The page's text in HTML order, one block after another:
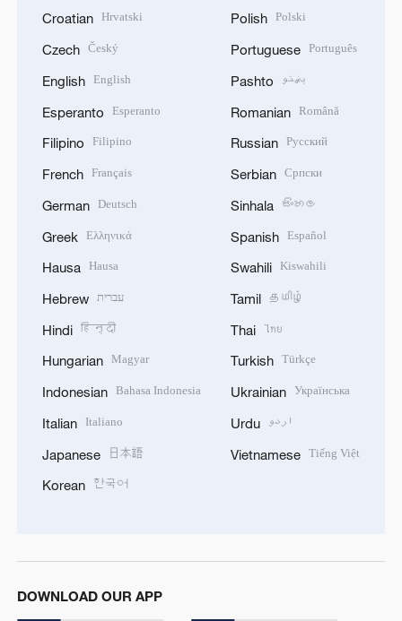
Croatian Hrvatski
Czech Český
English English
Esperanto Esperanto
Filipino Filipino
French Français
German Deutsch
Greek Ελληνικά
Hausa Hausa
Hebrew עברית
Hindi हिन्दी
Hungarian Magyar
Indonesian Bahasa Indonesia
Italian Italiano
Japanese 日本語
Korean 한국어
Polish Polski
Portuguese Português
Pashto پښتو
Romanian Română
Russian Русский
Serbian Српски
Sinhala සිංහල
Spanish Español
Swahili Kiswahili
Tamil தமிழ்
Thai ไทย
Turkish Türkçe
Ukrainian Українська
Urdu اردو
Vietnamese Tiếng Việt
DOWNLOAD OUR APP